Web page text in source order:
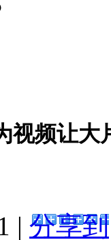
视频让大
| 分享到